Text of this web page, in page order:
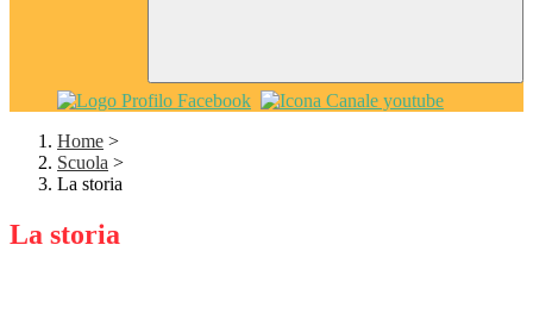
Home >
Scuola >
La storia
La storia